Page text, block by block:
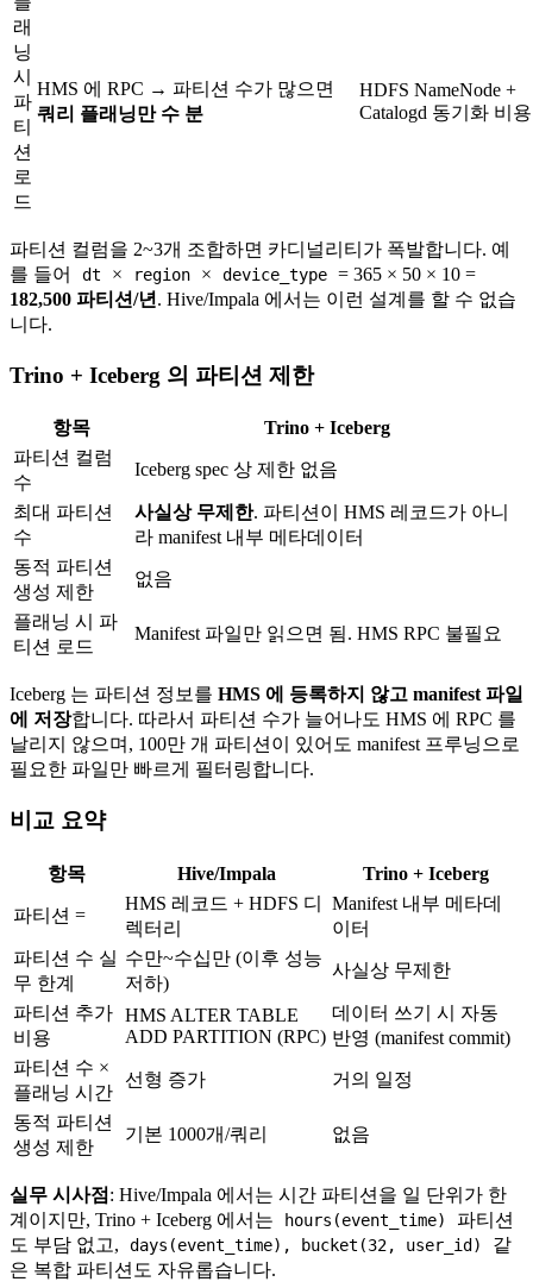
래
닝
시
파
티
션
로
드
HMS 에 RPC → 파티션 수가 많으면
쿼리 플래닝만 수 분
HDFS NameNode +
Catalogd 동기화 비
파티션 컬럼을 2~3개 조합하면 카디널리티가 폭발합니다. 예
를 들어
dt × region × device_type = 365 × 50 × 10 =
182,500 파티션/년 . Hive/Impala 에서는 이런 설계를 할 수 없습
니다.
Trino + Iceberg 의 파티션 제한
항목
Trino + Iceberg
파티션 컬럼
수
Iceberg spec 상 제한 없음
최대 파티션
수
사실상 무제한. 파티션이 HMS 레코드가 아니
라 manifest 내부 메타데이터
동적 파티션
생성 제한
없음
플래닝 시 파
티션 로드
Manifest 파일만 읽으면 됨. HMS RPC 불필요
Iceberg 는 파티션 정보를 HMS 에 등록하지 않고 manifest 파일
에 저장합니다. 따라서 파티션 수가 늘어나도 HMS 에 RPC 를
날리지 않으며, 100만 개 파티션이 있어도 manifest 프루닝으로
필요한 파일만 빠르게 필터링합니다.
비교 요약
항목 Hive/Impala Trino + Iceberg
파티션 =
HMS 레코드 + HDFS 디
렉터리
Manifest 내부 메타데
이터
파티션 수 실
무 한계
수만~수십만 (이후 성능
저하)
사실상 무제한
파티션 추가
비용
HMS ALTER TABLE
ADD PARTITION (RPC)
데이터 쓰기 시 자동
반영 (manifest commit)
파티션 수 ×
플래닝 시간
선형 증가 거의 일정
동적 파티션
생성 제한
기본 1000개/쿼리 없음
실무 시사점 : Hive/Impala 에서는 시간 파티션을 일 단위가 한
계이지만, Trino + Iceberg 에서는
hours(event_time)
파티션
도 부담 없고,
days(event_time), bucket(32, user_id)
같
은 복합 파티션도 자유롭습니다.